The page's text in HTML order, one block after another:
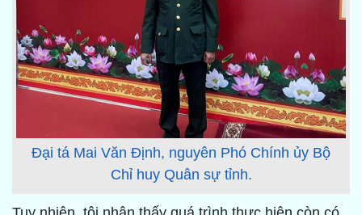
Đại tá Mai Văn Định, nguyên Phó Chính ủy Bộ
Chỉ huy Quân sự tỉnh.